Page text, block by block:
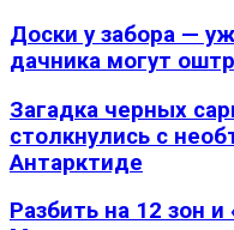
Доски у забора —
дачника могут
Загадка черных
столкнулись с
Антарктиде
Разбить на 12 зон и